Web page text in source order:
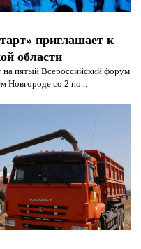
приглашает к
области
пятый Всероссийский форум
Новгороде со 2 по...